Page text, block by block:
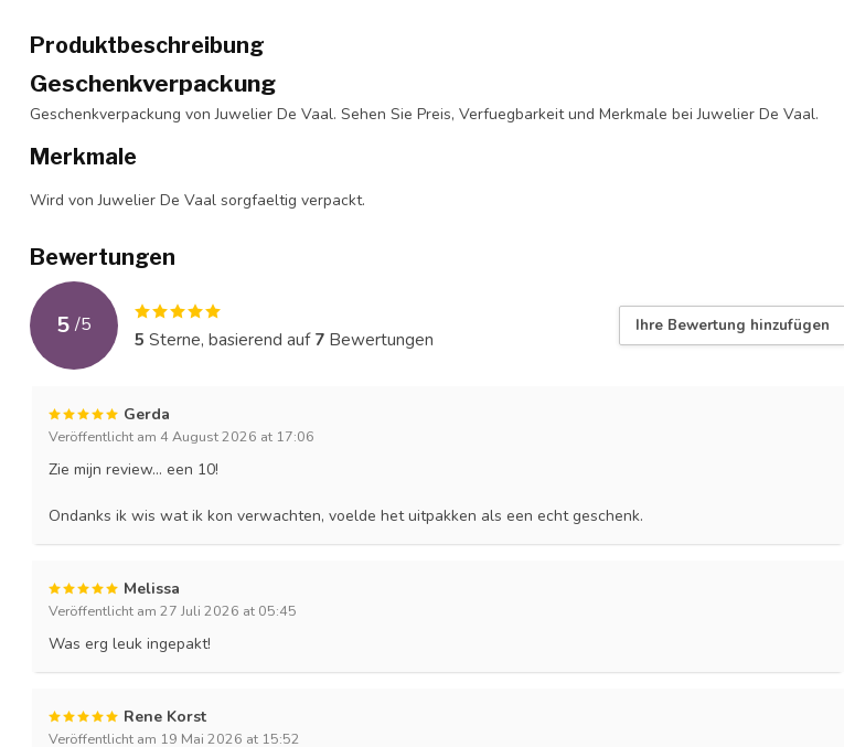
Produktbeschreibung
Geschenkverpackung
Geschenkverpackung von Juwelier De Vaal. Sehen Sie Preis, Verfuegbarkeit und Merkmale bei Juwelier De Vaal.
Merkmale
Wird von Juwelier De Vaal sorgfaeltig verpackt.
Bewertungen
5 /5
5 Sterne, basierend auf7 Bewertungen
Ihre Bewertung hinzufügen
Gerda
Veröffentlicht am 4 August 2026 at 17:06
Zie mijn review… een 10!
Ondanks ik wis wat ik kon verwachten, voelde het uitpakken als een echt geschenk.
Melissa
Veröffentlicht am 27 Juli 2026 at 05:45
Was erg leuk ingepakt!
Rene Korst
Veröffentlicht am 19 Mai 2026 at 15:52